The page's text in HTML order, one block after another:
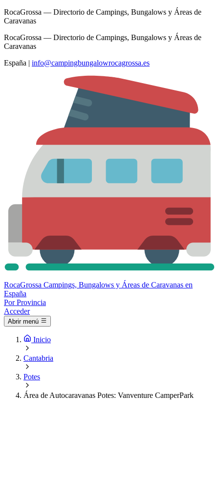
RocaGrossa — Directorio de Campings, Bungalows y Áreas de
Caravanas
RocaGrossa — Directorio de Campings, Bungalows y Áreas de
Caravanas
España | info@campingbungalowrocagrossa.es
RocaGrossa Campings, Bungalows y Áreas de Caravanas en
España
Por Provincia
Acceder
Abrir menú
Inicio
Cantabria
Potes
Área de Autocaravanas Potes: Vanventure CamperPark